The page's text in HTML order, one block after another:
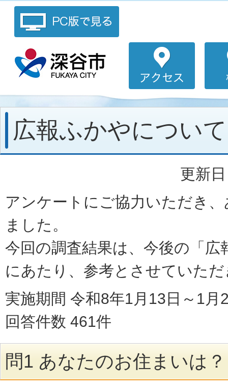
広報ふかやについ
更新
アンケートにご協力いただき
ました。
今回の調査結果は、今後の「広
にあたり、参考とさせていた
実施期間 令和8年1月13日～1月
回答件数 461件
問1 あなたのお住まいは？